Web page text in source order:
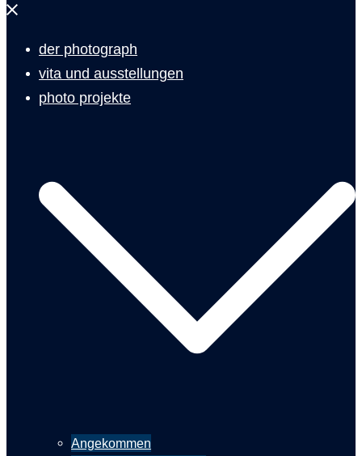
Menü
der photograph
vita und ausstellungen
photo projekte
Angekommen